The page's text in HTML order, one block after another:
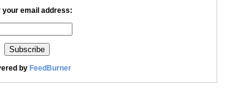
your email address:
by FeedBurner